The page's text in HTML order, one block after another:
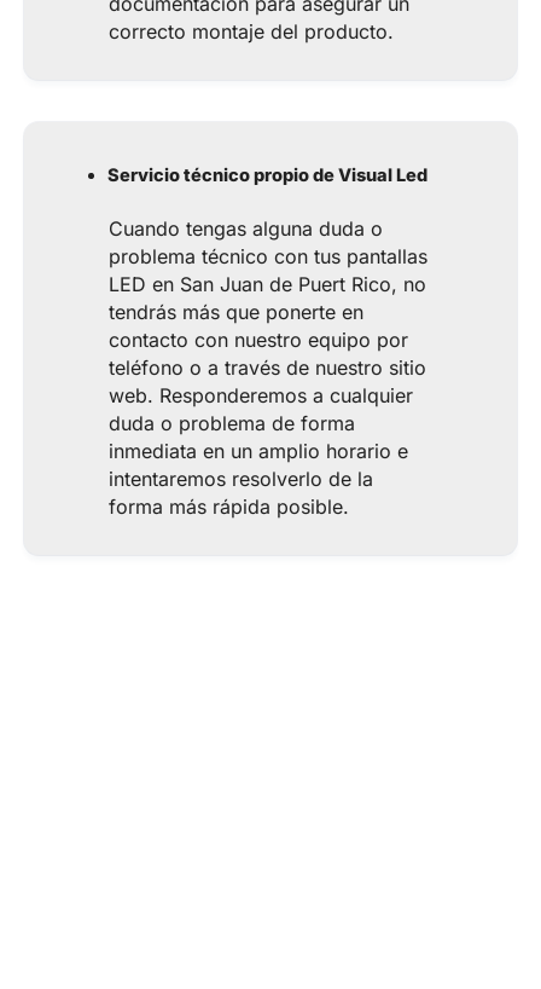
correcto montaje del producto.
Servicio técnico propio de Visual Led
Cuando tengas alguna duda o
problema técnico con tus pantallas
LED en San Juan de Puert Rico, no
tendrás más que ponerte en
contacto con nuestro equipo por
teléfono o a través de nuestro sitio
web. Responderemos a cualquier
duda o problema de forma
inmediata en un amplio horario e
intentaremos resolverlo de la
forma más rápida posible.